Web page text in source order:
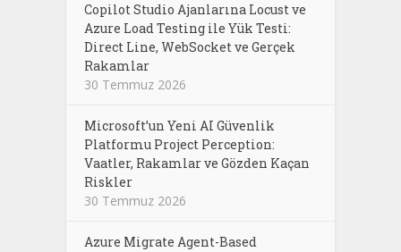
Copilot Studio Ajanlarına Locust ve
Azure Load Testing ile Yük Testi:
Direct Line, WebSocket ve Gerçek
Rakamlar
30 Temmuz 2026
Microsoft’un Yeni AI Güvenlik
Platformu Project Perception:
Vaatler, Rakamlar ve Gözden Kaçan
Riskler
30 Temmuz 2026
Azure Migrate Agent-Based